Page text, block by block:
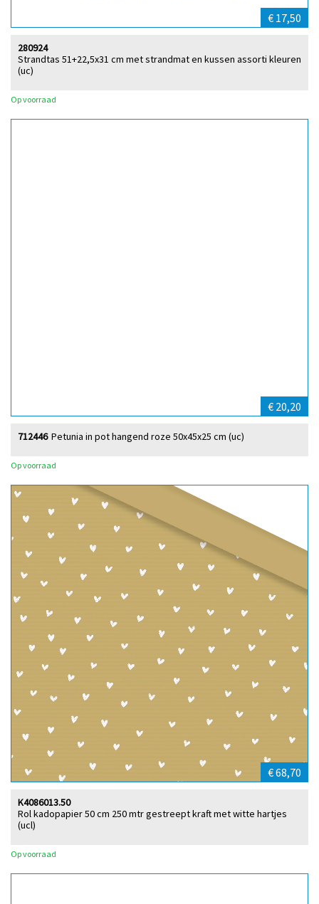
€ 17,50
Strandtas 51+22,5x31 cm met strandmat en kussen assorti kleuren
(uc)
280924
Op voorraad
€ 20,20
Petunia in pot hangend roze 50x45x25 cm (uc)
712446
Op voorraad
€ 68,70
Rol kadopapier 50 cm 250 mtr gestreept kraft met witte hartjes
(ucl)
K4086013.50
Op voorraad